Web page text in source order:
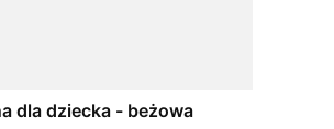
dla dziecka - beżowa